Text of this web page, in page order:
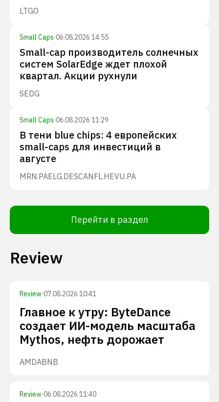
LTGO
Small Caps·06.08.2026 14:55
Small-cap производитель солнечных
систем SolarEdge ждет плохой
квартал. Акции рухнули
SEDG
Small Caps·06.08.2026 11:29
В тени blue chips: 4 европейских
small-caps для инвестиций в
августе
MRN.PAELG.DESCANFL.HEVU.PA
Перейти в раздел
Review
Review·07.08.2026 10:41
Главное к утру: ByteDance
создает ИИ-модель масштаба
Mythos, нефть дорожает
AMDABNB
Review·06.08.2026 11:40